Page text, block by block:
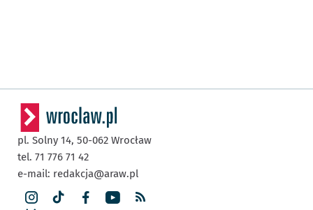
pl. Solny 14, 50-062 Wrocław
tel. 71 776 71 42
e-mail: redakcja@araw.pl